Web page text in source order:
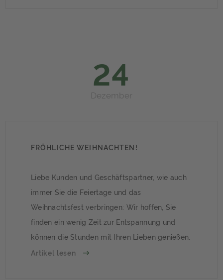
24
Dezember
FRÖHLICHE WEIHNACHTEN!
Liebe Kunden und Geschäftspartner, wie auch
immer Sie die Feiertage und das
Weihnachtsfest verbringen: Wir hoffen, Sie
finden ein wenig Zeit zur Entspannung und
können die Stunden mit Ihren Lieben genießen.
Wir wünschen Ihnen fröhliche Weihnachten
Artikel lesen